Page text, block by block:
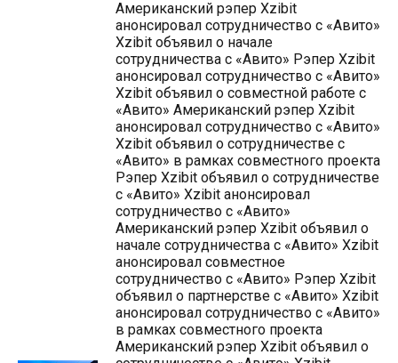
Американский рэпер Xzibit
анонсировал сотрудничество с «Авито»
Xzibit объявил о начале
сотрудничества с «Авито» Рэпер Xzibit
анонсировал сотрудничество с «Авито»
Xzibit объявил о совместной работе с
«Авито» Американский рэпер Xzibit
анонсировал сотрудничество с «Авито»
Xzibit объявил о сотрудничестве с
«Авито» в рамках совместного проекта
Рэпер Xzibit объявил о сотрудничестве
с «Авито» Xzibit анонсировал
сотрудничество с «Авито»
Американский рэпер Xzibit объявил о
начале сотрудничества с «Авито» Xzibit
анонсировал совместное
сотрудничество с «Авито» Рэпер Xzibit
объявил о партнерстве с «Авито» Xzibit
анонсировал сотрудничество с «Авито»
в рамках совместного проекта
Американский рэпер Xzibit объявил о